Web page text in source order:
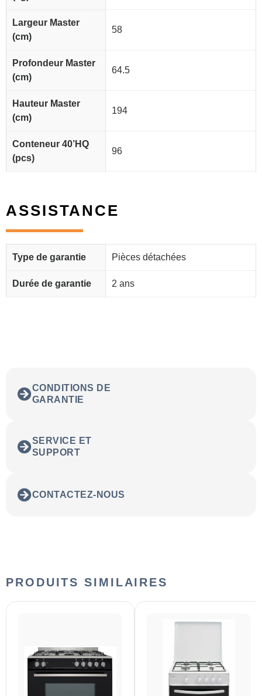
Largeur Master
(cm)
58
Profondeur Master
(cm)
64.5
Hauteur Master
(cm)
194
Conteneur 40’HQ
(pcs)
96
ASSISTANCE
Type de garantie Pièces détachées
Durée de garantie 2 ans
CONDITIONS DE
GARANTIE
SERVICE ET
SUPPORT
CONTACTEZ-NOUS
PRODUITS SIMILAIRES